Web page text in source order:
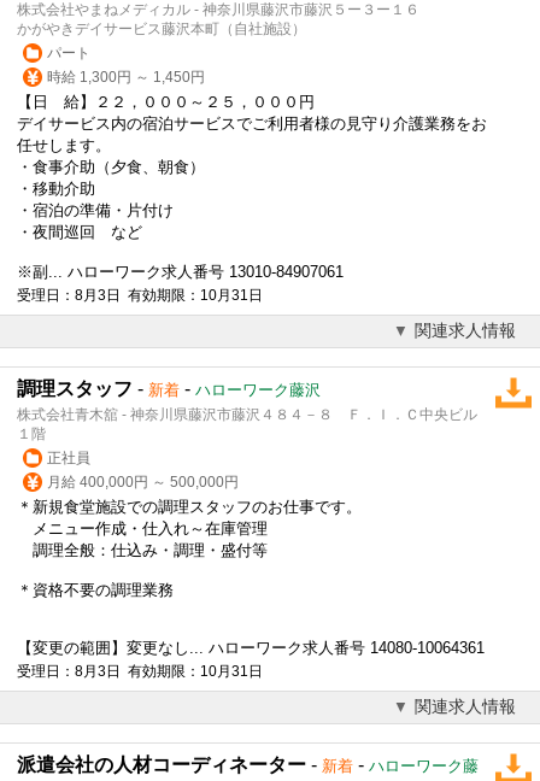
株式会社やまねメディカル - 神奈川県藤沢市藤沢５ー３ー１６
かがやきデイサービス藤沢本町（自社施設）
パート
時給 1,300円 ～ 1,450円
【日 給】２２，０００～２５，０００円
デイサービス内の宿泊サービスでご利用者様の見守り介護業務をお
任せします。
・食事介助（夕食、朝食）
・移動介助
・宿泊の準備・片付け
・夜間巡回 など
※副... ハローワーク求人番号 13010-84907061
受理日：8月3日 有効期限：10月31日
関連求人情報
調理スタッフ - 新着 - ハローワーク藤沢
株式会社青木舘 - 神奈川県藤沢市藤沢４８４－８ Ｆ．Ｉ．Ｃ中央ビル
１階
正社員
月給 400,000円 ～ 500,000円
＊新規食堂施設での調理スタッフのお仕事です。
メニュー作成・仕入れ～在庫管理
調理全般：仕込み・調理・盛付等
＊資格不要の調理業務
【変更の範囲】変更なし... ハローワーク求人番号 14080-10064361
受理日：8月3日 有効期限：10月31日
関連求人情報
派遣会社の人材コーディネーター - 新着 - ハローワーク藤